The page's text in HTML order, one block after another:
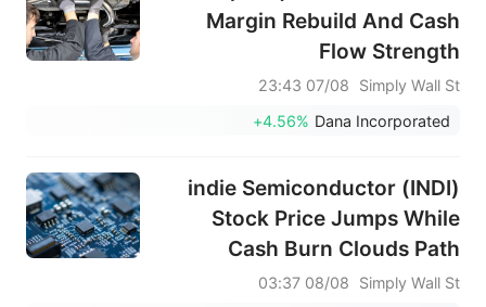
Margin Rebuild And Cash
Flow Strength
Simply Wall St
07/08 23:43
Dana Incorporated
+4.56%
indie Semiconductor (INDI)
Stock Price Jumps While
Cash Burn Clouds Path
Forward
Simply Wall St
08/08 03:37